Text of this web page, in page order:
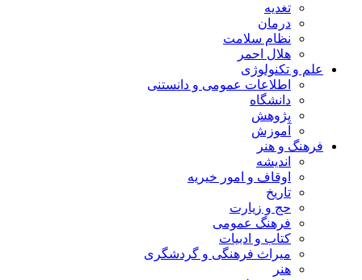
تغدیه
درمان
نظام سلامت
هلال احمر
علم و تکنولوژی
اطلاعات عمومی و دانستنی
دانشگاه
پژوهش
آموزش
فرهنگ و هنر
اندیشه
اوقاف و امور خیریه
تاریخ
حج و زیارت
فرهنگ عمومی
کتاب و ادبیات
میراث فرهنگی و گردشگری
هنر